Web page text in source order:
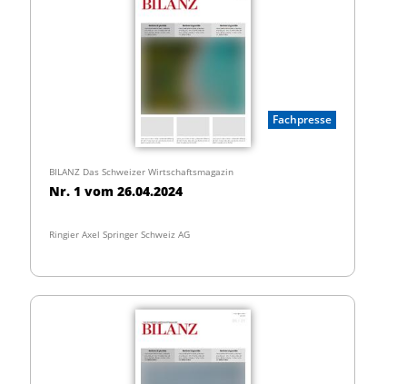
Fachpresse
BILANZ Das Schweizer Wirtschaftsmagazin
Nr. 1 vom 26.04.2024
Ringier Axel Springer Schweiz AG